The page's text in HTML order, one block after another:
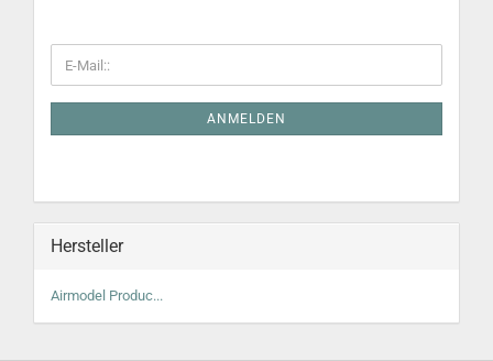
ANMELDEN
Hersteller
Airmodel Produc...